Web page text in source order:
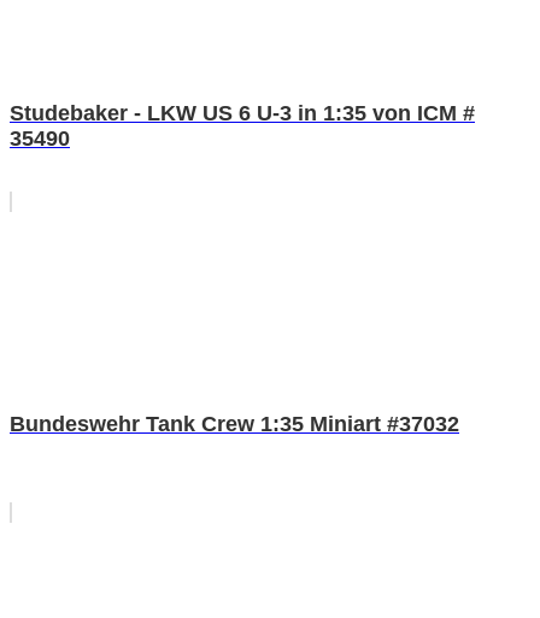
Studebaker - LKW US 6 U-3 in 1:35 von ICM #
35490
Bundeswehr Tank Crew 1:35 Miniart #37032